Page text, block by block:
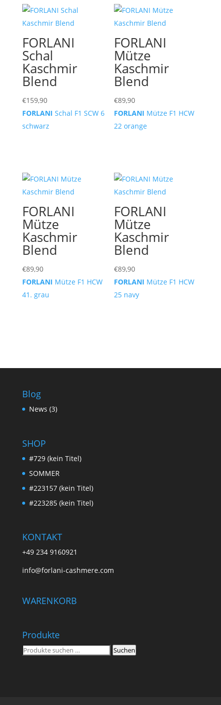
FORLANI
Schal
Kaschmir
Blend
€159,90
FORLANI Schal F1 SCW 6
schwarz
FORLANI
Mütze
Kaschmir
Blend
€89,90
FORLANI Mütze F1 HCW
22 orange
FORLANI
Mütze
Kaschmir
Blend
€89,90
FORLANI Mütze F1 HCW
41. grau
FORLANI
Mütze
Kaschmir
Blend
€89,90
FORLANI Mütze F1 HCW
25 navy
Blog
News (3)
SHOP
#729 (kein Titel)
SOMMER
#223157 (kein Titel)
#223285 (kein Titel)
KONTAKT
+49 234 9160921
info@forlani-cashmere.com
WARENKORB
Produkte
Suchen
Suchen